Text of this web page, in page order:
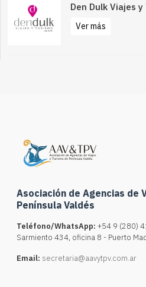
Den Dulk Viajes
Ver más
Asociación de Agencias de
Península Valdés
Teléfono/WhatsApp: +54 9 (280)
Sarmiento 434, oficina 8 - Puerto
Email: secretaria@aavytpv.com.ar